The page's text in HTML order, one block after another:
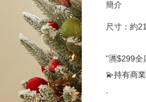
簡介
尺寸：約
"🈵$299全
💫持有商
.